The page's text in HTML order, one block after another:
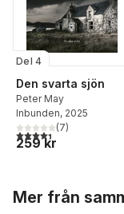
Del 4
Den svarta sjön
Peter May
Inbunden, 2025
4,4utav 5 stjärnor.
(7)
259 kr
Mer från